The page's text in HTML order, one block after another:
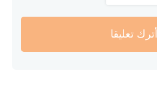
أترك تعليقا